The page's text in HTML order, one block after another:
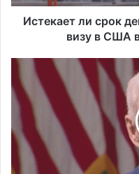
л
д
с
в
Истекает ли срок
визу в США
й
н
р